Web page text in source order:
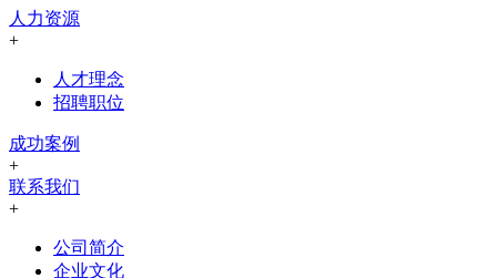
人力资源
+
人才理念
招聘职位
成功案例
+
联系我们
+
公司简介
企业文化